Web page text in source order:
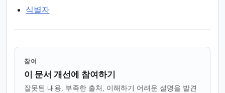
식별자
참여
이 문서 개선에 참여하기
잘못된 내용, 부족한 출처, 이해하기 어려운 설명을 발견